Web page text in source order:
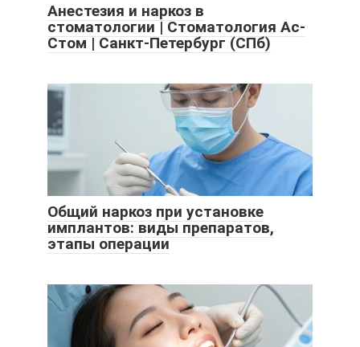
Анестезия и наркоз в
стоматологии | Стоматология Ас-
Стом | Санкт-Петербург (СПб)
Общий наркоз при установке
имплантов: виды препаратов,
этапы операции